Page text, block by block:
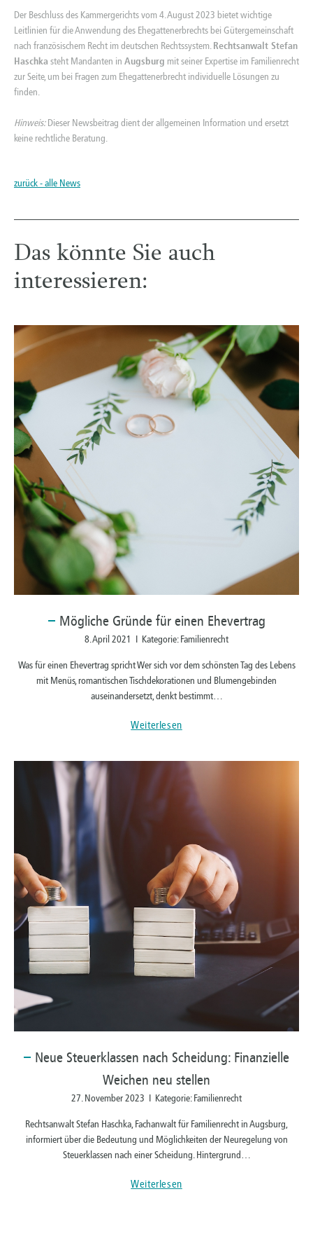
Der Beschluss des Kammergerichts vom 4. August 2023 bietet wichtige
Leitlinien für die Anwendung des Ehegattenerbrechts bei Gütergemeinschaft
nach französischem Recht im deutschen Rechtssystem.Rechtsanwalt Stefan
Haschka steht Mandanten in Augsburg mit seiner Expertise im Familienrecht
zur Seite, um bei Fragen zum Ehegattenerbrecht individuelle Lösungen zu
finden.
Hinweis:Dieser Newsbeitrag dient der allgemeinen Information und ersetzt
keine rechtliche Beratung.
zurück - alle News
Das könnte Sie auch
interessieren:
MöglicheGründe für einen Ehevertrag
8. April 2021 I Kategorie: Familienrecht
Was für einen Ehevertrag spricht Wer sich vor dem schönsten Tag des Lebens
mit Menüs, romantischen Tischdekorationen und Blumengebinden
auseinandersetzt, denkt bestimmt…
Weiterlesen
Neue Steuerklassen nach Scheidung: Finanzielle
Weichen neu stellen
27. November 2023 I Kategorie: Familienrecht
Rechtsanwalt Stefan Haschka, Fachanwalt für Familienrecht in Augsburg,
informiert über die Bedeutung und Möglichkeiten der Neuregelung von
Steuerklassen nach einer Scheidung. Hintergrund…
Weiterlesen